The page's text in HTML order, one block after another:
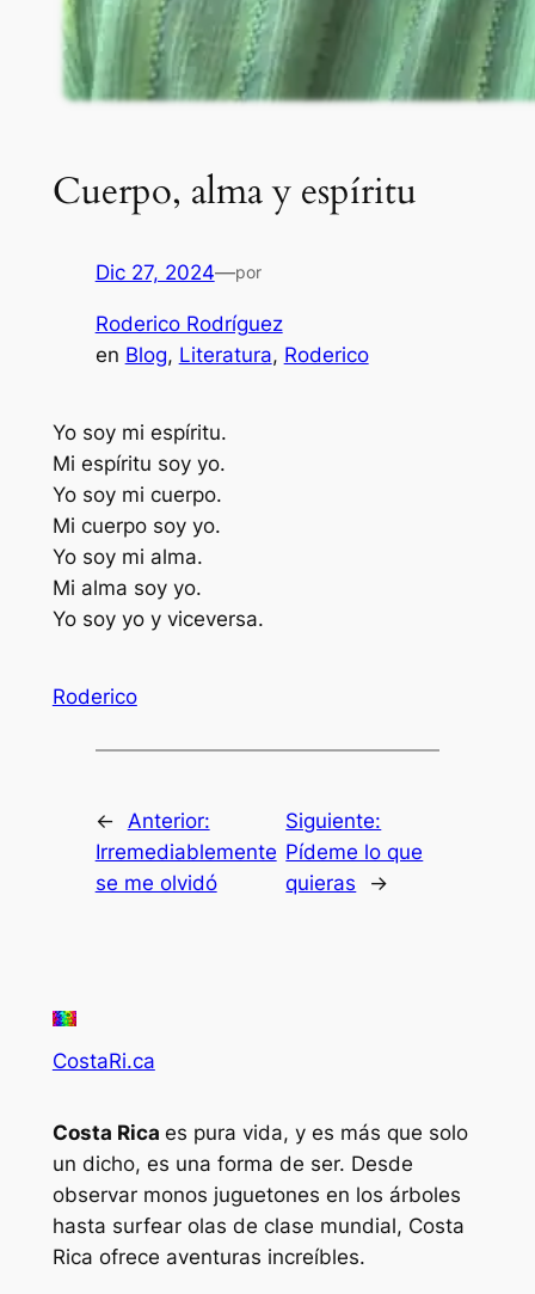
Cuerpo, alma y espíritu
Dic 27, 2024—por
Roderico Rodríguez
en Blog, Literatura, Roderico
Yo soy mi espíritu.
Mi espíritu soy yo.
Yo soy mi cuerpo.
Mi cuerpo soy yo.
Yo soy mi alma.
Mi alma soy yo.
Yo soy yo y viceversa.
Roderico
← Anterior:
Irremediablemente
se me olvidó
Siguiente:
Pídeme lo que
quieras
→
CostaRi.ca
Costa Rica es pura vida, y es más que solo
un dicho, es una forma de ser. Desde
observar monos juguetones en los árboles
hasta surfear olas de clase mundial, Costa
Rica ofrece aventuras increíbles.